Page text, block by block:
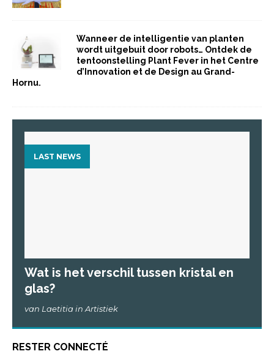
Wanneer de intelligentie van planten
wordt uitgebuit door robots… Ontdek de
tentoonstelling Plant Fever in het Centre
d’Innovation et de Design au Grand-
Hornu.
LAST NEWS
Wat is het verschil tussen kristal en
glas?
van Laetitia in Artistiek
RESTER CONNECTÉ